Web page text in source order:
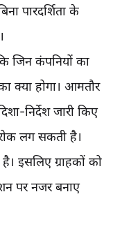
पारदर्शिता के
जिन कंपनियों का
क्या होगा। आमतौर
निर्देश जारी किए
लग सकती है।
इसलिए ग्राहकों को
पर नजर बनाए